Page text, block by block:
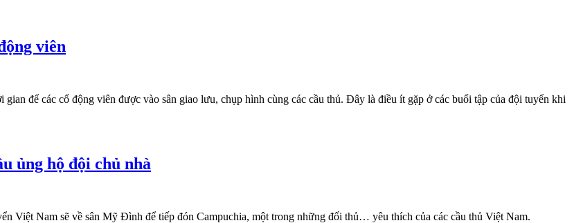
viên
để các cổ động viên được vào sân giao lưu, chụp hình cùng các cầu thủ. Đây là điều ít gặp ở các buổi tập của đội tuyển khi
ủng hộ đội chủ nhà
Việt Nam sẽ về sân Mỹ Đình để tiếp đón Campuchia, một trong những đối thủ… yêu thích của các cầu thủ Việt Nam.